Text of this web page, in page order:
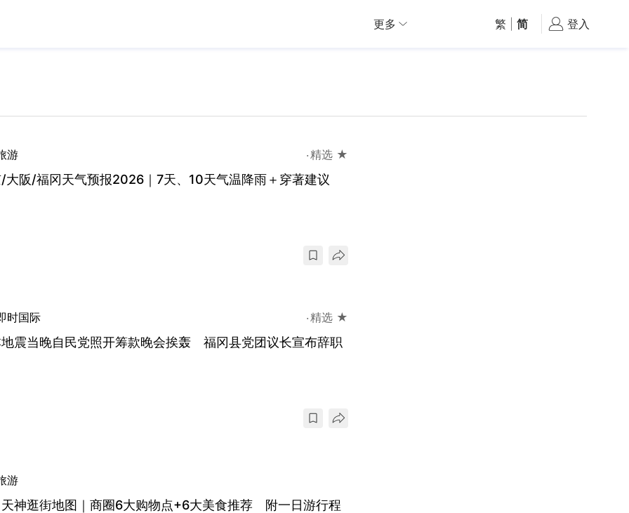
更多 繁 简 登入
游 精选 ★
大阪/福冈天气预报2026｜7天、10天气温降雨＋穿著建议
时国际 精选 ★
震当晚自民党照开筹款晚会挨轰 福冈县党团议长宣布辞职
游
神逛街地图｜商圈6大购物点+6大美食推荐 附一日游行程